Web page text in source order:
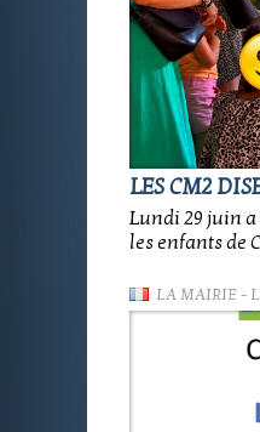
LES CM2
Lundi 29 juin
les enfants de
LA MAIRIE-